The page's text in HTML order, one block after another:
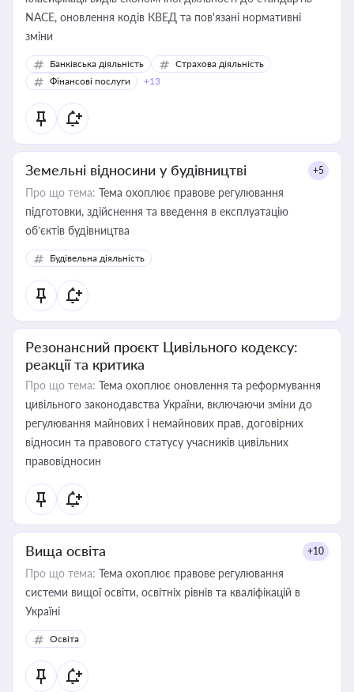
NACE, оновлення кодів КВЕД та пов'язані нормативні
зміни
Банківська діяльність
Страхова діяльність
Фінансові послуги
+13
Земельні відносини у будівництві +5
Про що тема: Тема охоплює правове регулювання
підготовки, здійснення та введення в експлуатацію
об’єктів будівництва
Будівельна діяльність
Резонансний проєкт Цивільного кодексу:
реакції та критика
Про що тема: Тема охоплює оновлення та реформування
цивільного законодавства України, включаючи зміни до
регулювання майнових і немайнових прав, договірних
відносин та правового статусу учасників цивільних
правовідносин
Вища освіта +10
Про що тема: Тема охоплює правове регулювання
системи вищої освіти, освітніх рівнів та кваліфікацій в
Україні
Освіта